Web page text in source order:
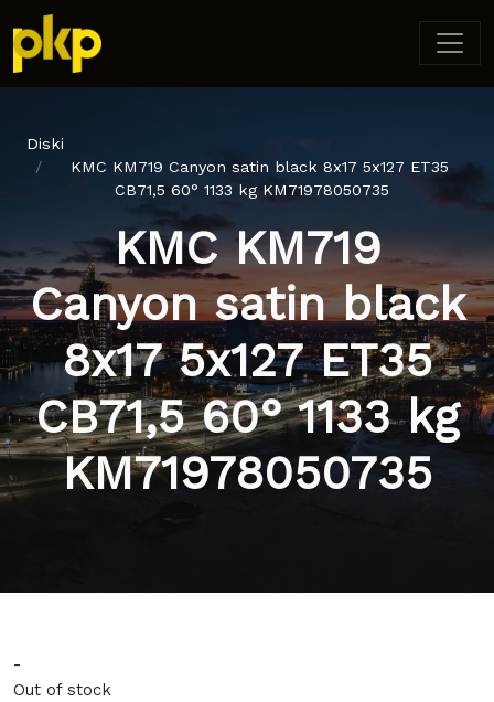
Diski
KMC KM719 Canyon satin black 8x17 5x127 ET35
CB71,5 60° 1133 kg KM71978050735
KMC KM719
Canyon satin black
8x17 5x127 ET35
CB71,5 60° 1133 kg
KM71978050735
-
Out of stock